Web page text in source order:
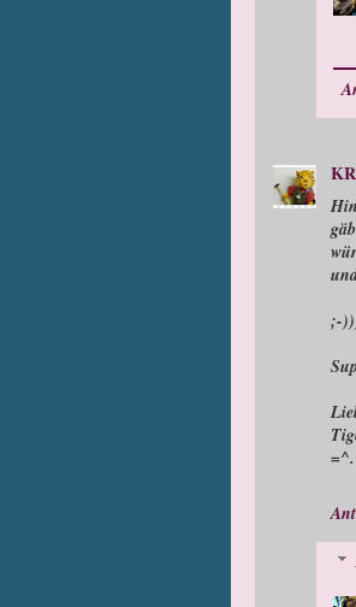
;-